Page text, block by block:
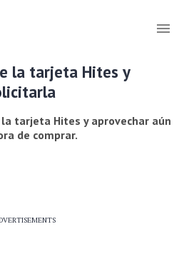
la tarjeta Hites y
tarjeta Hites y aprovechar aún
de comprar.